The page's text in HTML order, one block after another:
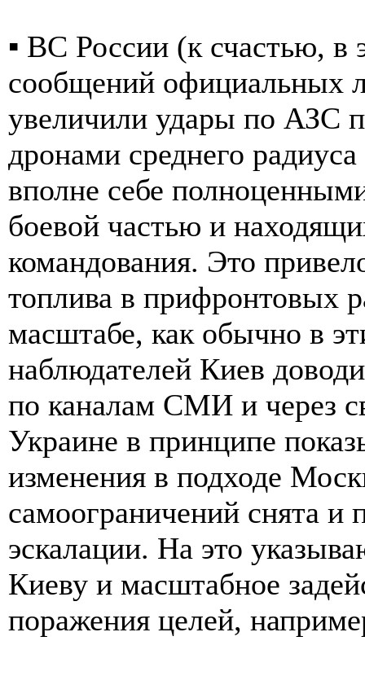
▪️ ВС России (к счастью, в
сообщений официальных
увеличили удары по АЗС
дронами среднего
вполне себе
боевой частью и
командования. Это
топлива в прифронтовых
масштабе, как обычно в
наблюдателей Киев
по каналам СМИ и через
Украине в принципе
изменения в подходе
самоограничений снята и
эскалации. На это
Киеву и масштабное
поражения целей,